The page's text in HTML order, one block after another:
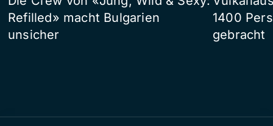
Refilled» macht Bulgarien
unsicher
1400
gebracht